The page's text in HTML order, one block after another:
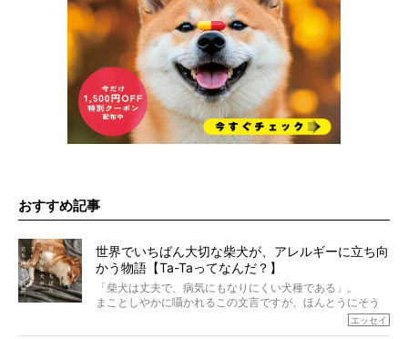
おすすめ記事
世界でいちばん大切な柴犬が、アレルギーに立ち向
かう物語【Ta-Taってなんだ？】
「柴犬は丈夫で、病気にもなりにくい犬種である」。
まことしやかに囁かれるこの文言ですが、ほんとうにそう
もちろん、犬種としての完成度がとてつもなく高い柴犬だ
エッセイ